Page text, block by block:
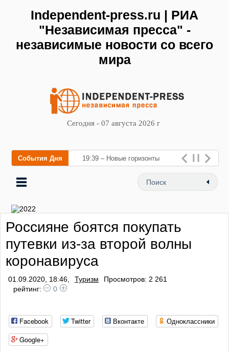
Independent-press.ru | РИА
"Независимая пресса" -
независимые новости со всего
мира
Сегодня - 07 августа 2026 г
События Дня 19:39 – Новые горизонты
флебологии: в Москве
открылся «Городской центр
Россияне боятся покупать
путевки из-за второй волны
коронавируса
01.09.2020, 18:46, Туризм
Просмотров: 2 261
рейтинг:
0
Facebook Twitter Вконтакте
Одноклассники
Google+